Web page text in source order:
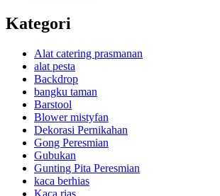
Kategori
Alat catering prasmanan
alat pesta
Backdrop
bangku taman
Barstool
Blower mistyfan
Dekorasi Pernikahan
Gong Peresmian
Gubukan
Gunting Pita Peresmian
kaca berhias
Kaca rias